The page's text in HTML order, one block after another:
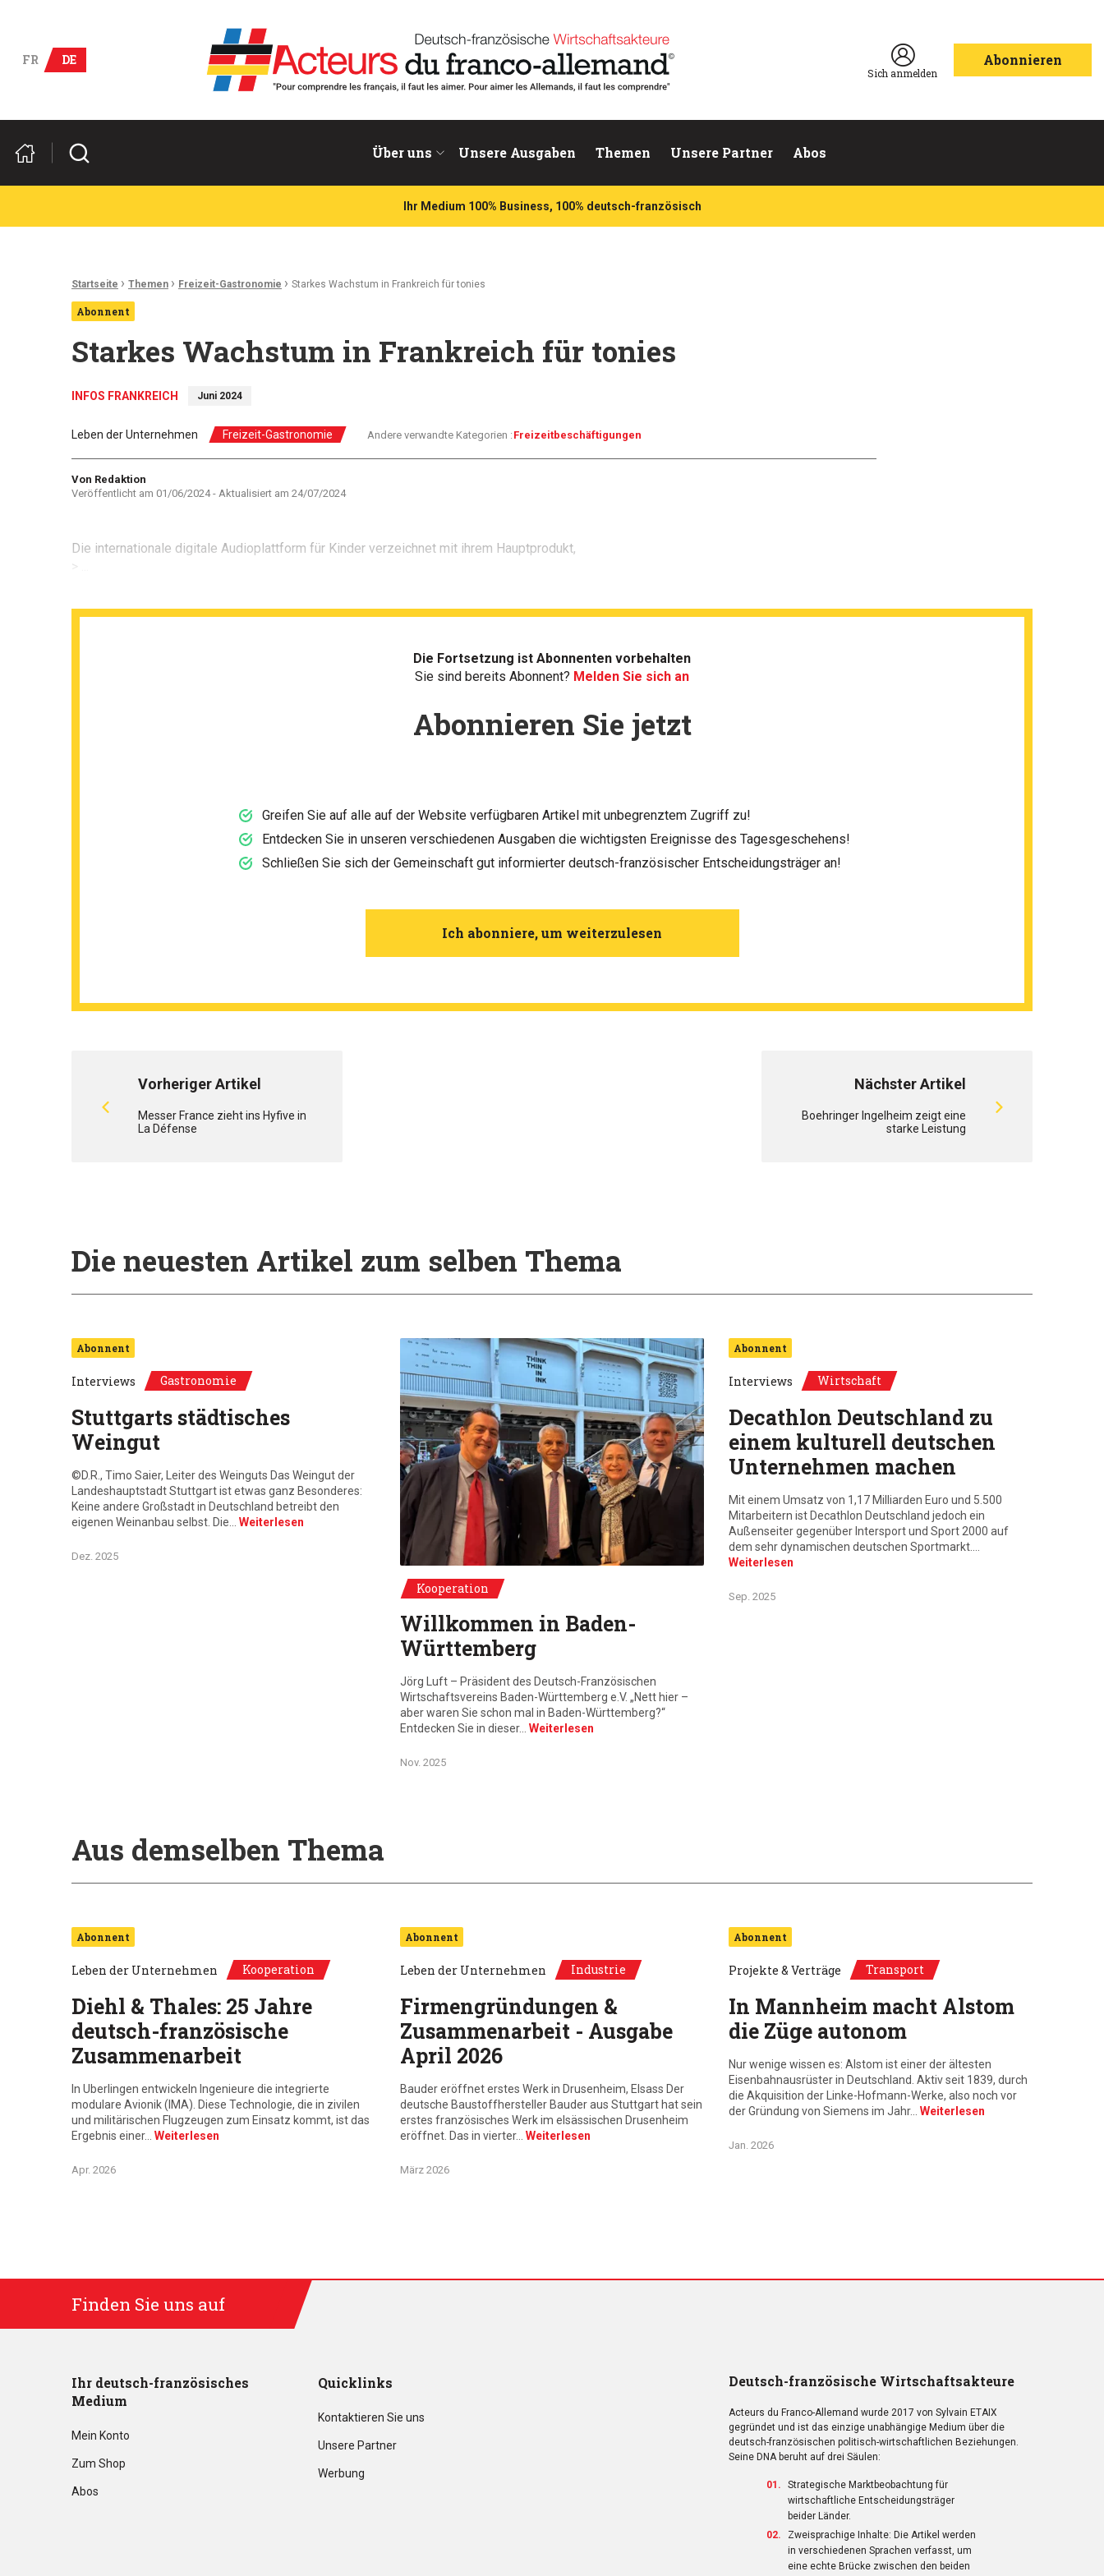
Deutsch-französische Wirtschaftsakteure
FR
DE
Sich anmelden
Abonnieren
Über uns Unsere Ausgaben Themen Unsere Partner Abos
Suchen
Ihr Medium 100% Business, 100% deutsch-französisch
Ariadnefaden:
Startseite › Themen › Freizeit-Gastronomie › Starkes Wachstum in Frankreich für tonies
Abonnent
Starkes Wachstum in Frankreich für tonies
INFOS FRANKREICH Juni 2024
Leben der Unternehmen Freizeit-Gastronomie Andere verwandte Kategorien : Freizeitbeschäftigungen
Autor
Von Redaktion
Veröffentlicht am 01/06/2024- Aktualisiert am 24/07/2024
Die internationale digitale Audioplattform für Kinder verzeichnet mit ihrem Hauptprodukt,
> ...
Die Fortsetzung ist Abonnenten vorbehalten
Sie sind bereits Abonnent? Melden Sie sich an
Abonnieren Sie jetzt
Greifen Sie auf alle auf der Website verfügbaren Artikel mit unbegrenztem Zugriff zu!
Entdecken Sie in unseren verschiedenen Ausgaben die wichtigsten Ereignisse des Tagesgeschehens!
Schließen Sie sich der Gemeinschaft gut informierter deutsch-französischer Entscheidungsträger an!
Ich abonniere, um weiterzulesen
Vorheriger Artikel
Messer France zieht ins Hyfive in
La Défense
Nächster Artikel
Boehringer Ingelheim zeigt eine
starke Leistung
Die neuesten Artikel zum selben Thema
Abonnent
Interviews Gastronomie
Stuttgarts städtisches
Weingut
©D.R., Timo Saier, Leiter des Weinguts Das Weingut der
Landeshauptstadt Stuttgart ist etwas ganz Besonderes:
Keine andere Großstadt in Deutschland betreibt den
eigenen Weinanbau selbst. Die… Weiterlesen
Dez. 2025
Kooperation
Willkommen in Baden-
Württemberg
Jörg Luft – Präsident des Deutsch-Französischen
Wirtschaftsvereins Baden-Württemberg e.V. „Nett hier –
aber waren Sie schon mal in Baden-Württemberg?“
Entdecken Sie in dieser… Weiterlesen
Nov. 2025
Abonnent
Interviews Wirtschaft
Decathlon Deutschland zu
einem kulturell deutschen
Unternehmen machen
Mit einem Umsatz von 1,17 Milliarden Euro und 5.500
Mitarbeitern ist Decathlon Deutschland jedoch ein
Außenseiter gegenüber Intersport und Sport 2000 auf
dem sehr dynamischen deutschen Sportmarkt.…
Weiterlesen
Sep. 2025
Aus demselben Thema
Abonnent
Leben der Unternehmen Kooperation
Diehl & Thales: 25 Jahre
deutsch-französische
Zusammenarbeit
In Uberlingen entwickeln Ingenieure die integrierte
modulare Avionik (IMA). Diese Technologie, die in zivilen
und militärischen Flugzeugen zum Einsatz kommt, ist das
Ergebnis einer… Weiterlesen
Apr. 2026
Abonnent
Leben der Unternehmen Industrie
Firmengründungen &
Zusammenarbeit - Ausgabe
April 2026
Bauder eröffnet erstes Werk in Drusenheim, Elsass Der
deutsche Baustoffhersteller Bauder aus Stuttgart hat sein
erstes französisches Werk im elsässischen Drusenheim
eröffnet. Das in vierter… Weiterlesen
März 2026
Abonnent
Projekte & Verträge Transport
In Mannheim macht Alstom
die Züge autonom
Nur wenige wissen es: Alstom ist einer der ältesten
Eisenbahnausrüster in Deutschland. Aktiv seit 1839, durch
die Akquisition der Linke-Hofmann-Werke, also noch vor
der Gründung von Siemens im Jahr… Weiterlesen
Jan. 2026
Finden Sie uns auf
Ihr deutsch-französisches
Medium
Mein Konto
Zum Shop
Abos
Quicklinks
Kontaktieren Sie uns
Unsere Partner
Werbung
Deutsch-französische Wirtschaftsakteure
Acteurs du Franco-Allemand wurde 2017 von Sylvain ETAIX
gegründet und ist das einzige unabhängige Medium über die
deutsch-französischen politisch-wirtschaftlichen Beziehungen.
Seine DNA beruht auf drei Säulen:
Strategische Marktbeobachtung für
wirtschaftliche Entscheidungsträger
beider Länder.
Zweisprachige Inhalte: Die Artikel werden
in verschiedenen Sprachen verfasst, um
eine echte Brücke zwischen den beiden